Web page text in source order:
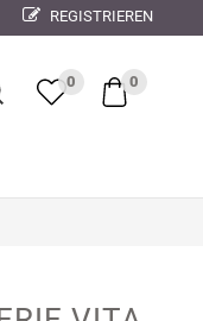
×
REGISTRIEREN
0 0